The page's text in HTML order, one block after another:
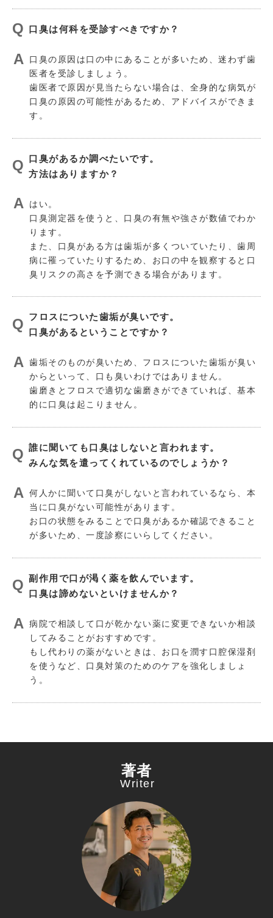
口臭は何科を受診すべきですか？
口臭の原因は口の中にあることが多いため、迷わず歯
医者を受診しましょう。
歯医者で原因が見当たらない場合は、全身的な病気が
口臭の原因の可能性があるため、アドバイスができま
す。
口臭があるか調べたいです。
方法はありますか？
はい。
口臭測定器を使うと、口臭の有無や強さが数値でわか
ります。
また、口臭がある方は歯垢が多くついていたり、歯周
病に罹っていたりするため、お口の中を観察すると口
臭リスクの高さを予測できる場合があります。
フロスについた歯垢が臭いです。
口臭があるということですか？
歯垢そのものが臭いため、フロスについた歯垢が臭い
からといって、口も臭いわけではありません。
歯磨きとフロスで適切な歯磨きができていれば、基本
的に口臭は起こりません。
誰に聞いても口臭はしないと言われます。
みんな気を遣ってくれているのでしょうか？
何人かに聞いて口臭がしないと言われているなら、本
当に口臭がない可能性があります。
お口の状態をみることで口臭があるか確認できること
が多いため、一度診察にいらしてください。
副作用で口が渇く薬を飲んでいます。
口臭は諦めないといけませんか？
病院で相談して口が乾かない薬に変更できないか相談
してみることがおすすめです。
もし代わりの薬がないときは、お口を潤す口腔保湿剤
を使うなど、口臭対策のためのケアを強化しましょ
う。
著者
Writer